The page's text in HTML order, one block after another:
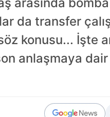
da transfer
konusu... İşte
anlaşmaya dair